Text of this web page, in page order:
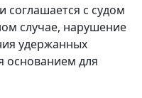
соглашается с судом
случае, нарушение
удержанных
основанием для